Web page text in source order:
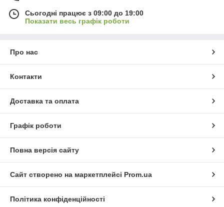
Сьогодні працює з 09:00 до 19:00
Показати весь графік роботи
Про нас
Контакти
Доставка та оплата
Графік роботи
Повна версія сайту
Сайт створено на маркетплейсі Prom.ua
Політика конфіденційності